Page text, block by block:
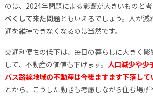
のは、2024年問題による影響が大きいものと考
べくして来た問題 ともいえるでしょう。人が
通を維持できなくなるのは当然です。
交通利便性の低下は、毎日の暮らしに大きく影
して、不動産の価値も下げます。 人口減少や少
バス路線地域の不動産は今後ますます下落して
とから、こうした動きも考慮しながら住む場